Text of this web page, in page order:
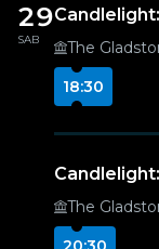
29
SAB
The
18:30
The